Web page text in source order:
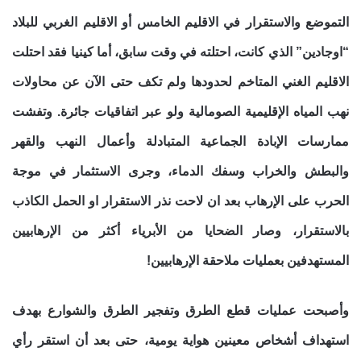
التموضع والاستقرار في الاقليم الخامس أو الاقليم الغربي للبلاد
“اوجادين” الذي كانت، احتلته في وقت سابق، أما كينيا فقد احتلت
الاقليم الغني المتاخم لحدودها ولم تكف حتى الآن عن محاولات
نهب المياه الإقليمية الصومالية ولو عبر اتفاقيات جائرة. وتفشت
ممارسات الإبادة الجماعية المتبادلة وأعمال النهب والقهر
والبطش والخراب وسفك الدماء، وجرى الاستثمار في موجة
الحرب على الإرهاب بعد ان لاحت نذر الاستقرار او الحمل الكاذب
بالاستقرار، وصار الضحايا من الأبرياء أكثر من الإرهابيين
المستهدفين بعمليات ملاحقة الإرهابيين!
وأصبحت عمليات قطع الطرق وتفجير الطرق والشوارع بهدف
استهداف أشخاص معينين هواية يومية، حتى بعد أن استقر رأي